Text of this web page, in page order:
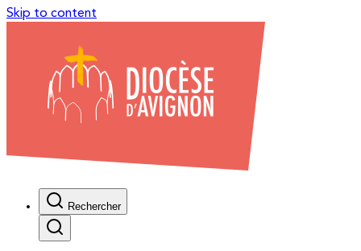
Skip to content
Rechercher